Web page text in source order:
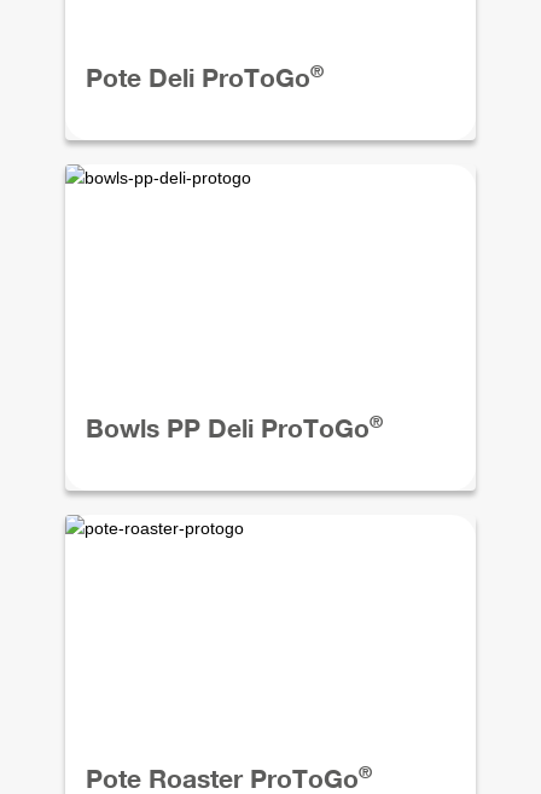
Pote Deli ProToGo®
Bowls PP Deli ProToGo®
Pote Roaster ProToGo®